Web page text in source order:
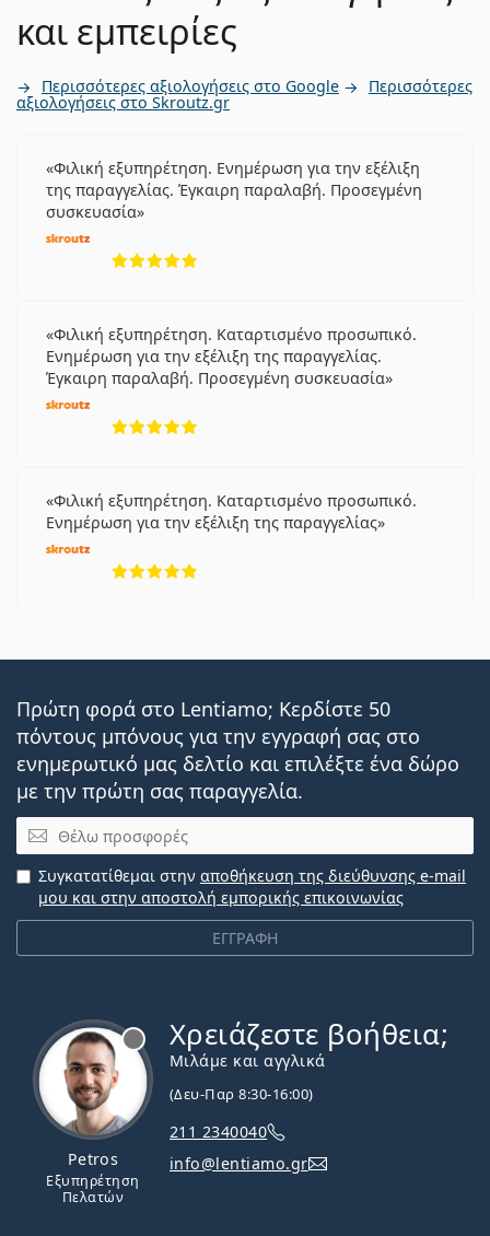
και εμπειρίες
Περισσότερες αξιολογήσεις στο Google Περισσότερες
αξιολογήσεις στο Skroutz.gr
Φιλική εξυπηρέτηση. Ενημέρωση για την εξέλιξη
της παραγγελίας. Έγκαιρη παραλαβή. Προσεγμένη
συσκευασία
Φιλική εξυπηρέτηση. Καταρτισμένο προσωπικό.
Ενημέρωση για την εξέλιξη της παραγγελίας.
Έγκαιρη παραλαβή. Προσεγμένη συσκευασία
Φιλική εξυπηρέτηση. Καταρτισμένο προσωπικό.
Ενημέρωση για την εξέλιξη της παραγγελίας
Πρώτη φορά στο Lentiamo; Κερδίστε 50
πόντους μπόνους για την εγγραφή σας στο
ενημερωτικό μας δελτίο και επιλέξτε ένα δώρο
με την πρώτη σας παραγγελία.
Email
ΕΓΓΡΑΦΗ
Συγκατατίθεμαι στην αποθήκευση της διεύθυνσης e-mail
μου και στην αποστολή εμπορικής επικοινωνίας
Petros
Εξυπηρέτηση
Πελατών
Χρειάζεστε βοήθεια;
Μιλάμε και αγγλικά
(Δευ-Παρ 8:30-16:00)
211 2340040
info@lentiamo.gr